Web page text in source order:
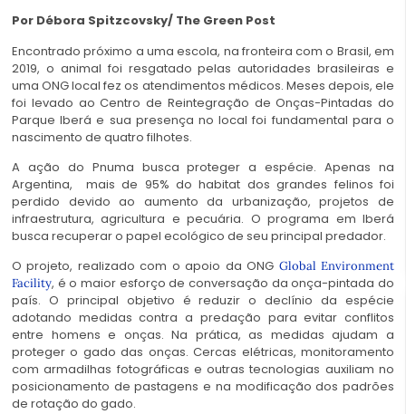
Por Débora Spitzcovsky/ The Green Post
Encontrado próximo a uma escola, na fronteira com o Brasil, em
2019, o animal foi resgatado pelas autoridades brasileiras e
uma ONG local fez os atendimentos médicos. Meses depois, ele
foi levado ao Centro de Reintegração de Onças-Pintadas do
Parque Iberá e sua presença no local foi fundamental para o
nascimento de quatro filhotes.
A ação do Pnuma busca proteger a espécie. Apenas na
Argentina, mais de 95% do habitat dos grandes felinos foi
perdido devido ao aumento da urbanização, projetos de
infraestrutura, agricultura e pecuária. O programa em Iberá
busca recuperar o papel ecológico de seu principal predador.
O projeto, realizado com o apoio da ONG Global Environment
Facility, é o maior esforço de conversação da onça-pintada do
país. O principal objetivo é reduzir o declínio da espécie
adotando medidas contra a predação para evitar conflitos
entre homens e onças. Na prática, as medidas ajudam a
proteger o gado das onças. Cercas elétricas, monitoramento
com armadilhas fotográficas e outras tecnologias auxiliam no
posicionamento de pastagens e na modificação dos padrões
de rotação do gado.